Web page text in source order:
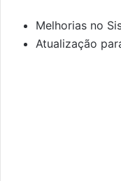
Melhorias no
Atualização